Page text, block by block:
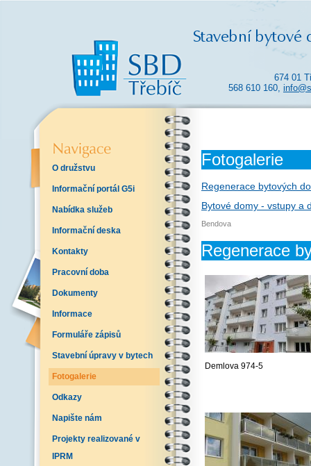
674 01
568 610 160,
O družstvu
Informační portál G5i
Nabídka služeb
Informační deska
Kontakty
Pracovní doba
Dokumenty
Informace
Formuláře zápisů
Stavební úpravy v bytech
Fotogalerie
Odkazy
Napište nám
Projekty realizované v
IPRM
Fotogalerie
Regenerace bytových
Bytové domy - vstupy a
Bendova
Regenerace
Demlova 974-5